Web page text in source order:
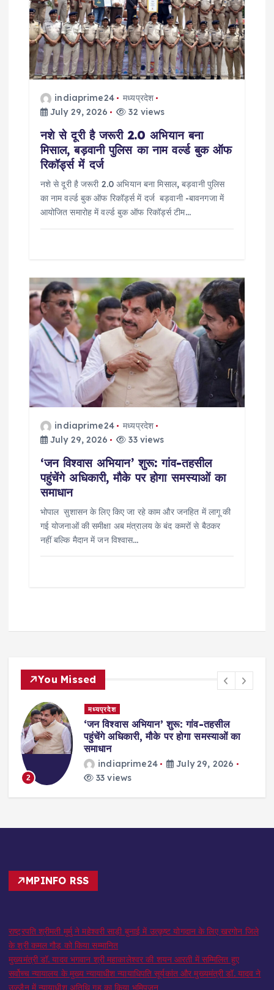
g
a
t
indiaprime24
मध्यप्रदेश
July 29, 2026
32 views
नशे से दूरी है जरूरी 2.0 अभियान बना
मिसाल, बड़वानी पुलिस का नाम वर्ल्ड बुक ऑफ
रिकॉर्ड्स में दर्ज
नशे से दूरी है जरूरी 2.0 अभियान बना मिसाल, बड़वानी पुलिस
का नाम वर्ल्ड बुक ऑफ रिकॉर्ड्स में दर्ज बड़वानी -बावनगजा में
आयोजित समारोह में वर्ल्ड बुक ऑफ रिकॉर्ड्स टीम…
indiaprime24
मध्यप्रदेश
July 29, 2026
33 views
‘जन विश्वास अभियान’ शुरू: गांव-तहसील
पहुंचेंगे अधिकारी, मौके पर होगा समस्याओं का
समाधान
भोपाल सुशासन के लिए किए जा रहे काम और जनहित में लागू की
गई योजनाओं की समीक्षा अब मंत्रालय के बंद कमरों से बैठकर
नहीं बल्कि मैदान में जन विश्वास…
You Missed
2
मध्यप्रदेश
‘जन विश्वास अभियान’ शुरू: गांव-तहसील
पहुंचेंगे अधिकारी, मौके पर होगा समस्याओं का
समाधान
indiaprime24
July 29, 2026
33 views
MPINFO RSS
राष्ट्रपति श्रीमती मुर्मु ने महेश्वरी साड़ी बुनाई में उत्कृष्ट योगदान के लिए खरगोन जिले
के श्री कमल गौड़ को किया सम्मानित
मुख्यमंत्री डॉ. यादव भगवान श्री महाकालेश्‍वर की शयन आरती में सम्मिलित हुए
सर्वोच्च न्यायालय के मुख्‍य न्‍यायाधीश न्यायाधिपति सूर्यकांत और मुख्यमंत्री डॉ. यादव ने
उज्जैन में न्यायाधीश अतिथि गृह का किया भूमिपूजन